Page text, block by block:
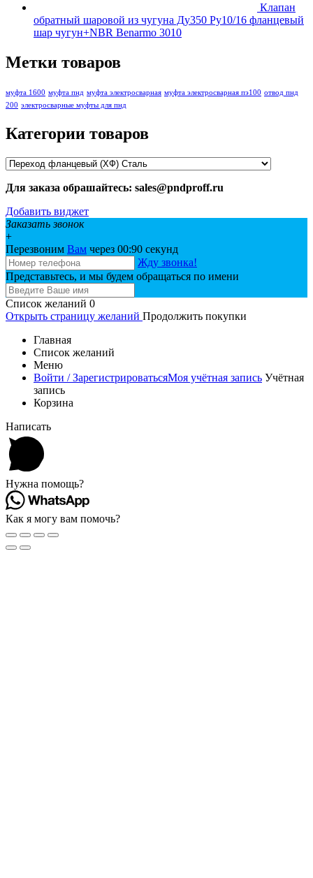
Клапан
обратный шаровой из чугуна Ду350 Ру10/16 фланцевый
шар чугун+NBR Benarmo 3010
Метки товаров
муфта 1600 муфта пнд муфта электросварная муфта электросварная пэ100 отвод пнд
200 электросварные муфты для пнд
Категории товаров
Для заказа обрашайтесь: sales@pndproff.ru
Добавить виджет
Заказать звонок
+
Перезвоним Вам через 00:90 секунд
Жду звонка!
Представьтесь, и мы будем обращаться по имени
Список желаний 0
Открыть страницу желаний Продолжить покупки
Главная
Список желаний
Меню
Войти / ЗарегистрироватьсяМоя учётная запись Учётная
запись
Корзина
Написать
Нужна помощь?
Как я могу вам помочь?